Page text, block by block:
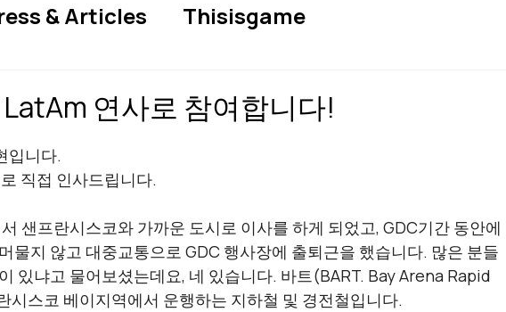
& Articles Thisisgame
연사로 참여합니다!
입니다.
직접 인사드립니다.
샌프란시스코와 가까운 도시로 이사를 하게 되었고, GDC기간 동안에
물지 않고 대중교통으로 GDC 행사장에 출퇴근을 했습니다. 많은 분들
있냐고 물어보셨는데요, 네 있습니다. 바트(BART. Bay Arena Rapid
스코 베이지역에서 운행하는 지하철 및 경전철입니다.